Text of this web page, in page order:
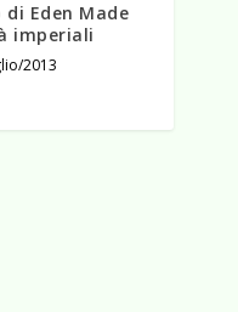
di Eden Made
imperiali
2013